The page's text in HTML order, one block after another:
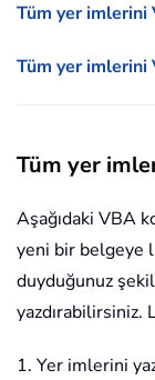
Tüm yer imlerini
Tüm yer imlerini
Tüm yer
Aşağıdaki VBA
yeni bir belgeye
duyduğunuz
yazdırabilirsiniz.
1. Yer imlerini